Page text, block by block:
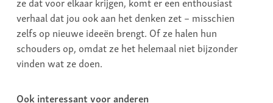
verhaal dat jou ook aan het denken zet – misschien
zelfs op nieuwe ideeën brengt. Of ze halen hun
schouders op, omdat ze het helemaal niet bijzonder
vinden wat ze doen.
Ook interessant voor anderen